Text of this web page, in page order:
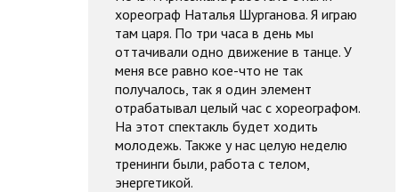
хореограф Наталья Шурганова. Я играю
там царя. По три часа в день мы
оттачивали одно движение в танце. У
меня все равно кое-что не так
получалось, так я один элемент
отрабатывал целый час с хореографом.
На этот спектакль будет ходить
молодежь. Также у нас целую неделю
тренинги были, работа с телом,
энергетикой.